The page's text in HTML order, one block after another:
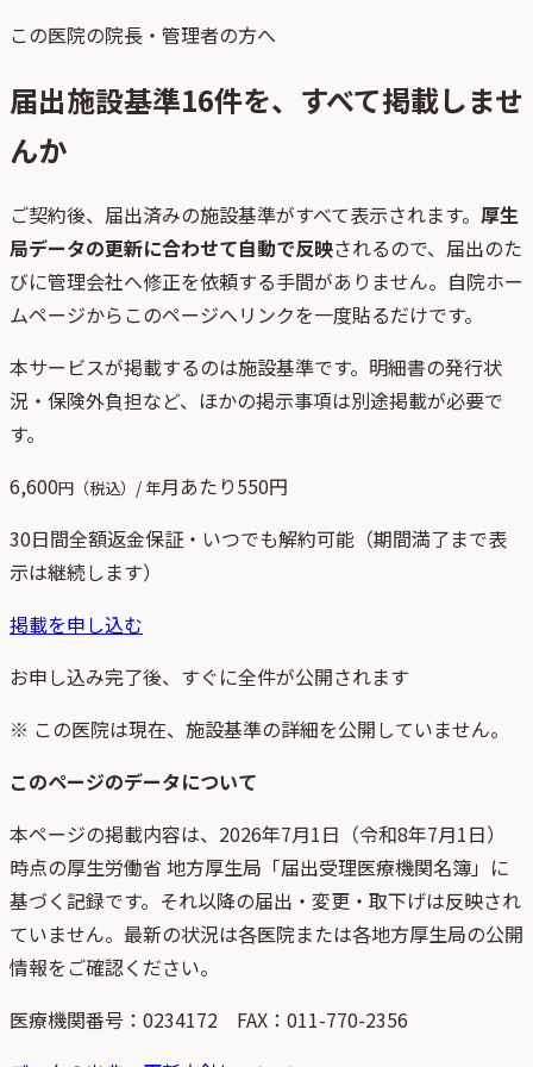
この医院の院長・管理者の方へ
届出施設基準16件を、すべて掲載しませ
んか
ご契約後、 届出済みの施設基準がすべて表示されます。 厚生
局データの更新に合わせて自動で反映されるので、届出のた
びに管理会社へ修正を依頼する手間がありません。自院ホー
ムページからこのページへリンクを一度貼るだけです。
本サービスが掲載するのは施設基準です。明細書の発行状
況・保険外負担など、ほかの掲示事項は別途掲載が必要で
す。
6,600円（税込）/ 年月あたり550円
30日間全額返金保証・いつでも解約可能（期間満了まで表
示は継続します）
掲載を申し込む
お申し込み完了後、すぐに全件が公開されます
※ この医院は現在、施設基準の詳細を公開していません。
このページのデータについて
本ページの掲載内容は、 2026年7月1日 （令和8年7月1日）
時点の厚生労働省 地方厚生局「届出受理医療機関名簿」 に
基づく記録です。それ以降の届出・変更・取下げは反映され
ていません。最新の状況は各医院または各地方厚生局の公開
情報をご確認ください。
医療機関番号： 0234172 FAX：011-770-2356